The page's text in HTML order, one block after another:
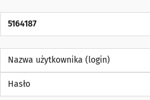
Nazwa użytkownika (login)